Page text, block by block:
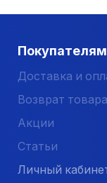
Покупателям
Доставка и
Возврат товара
Акции
Статьи
Личный